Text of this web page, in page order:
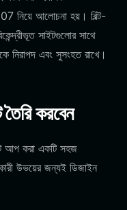
নিয়ে আলোচনা হয়। বিল্ট-
সাইটগুলোর সাথে
নিরাপদ এবং সুসংহত রাখে।
করবেন
আপ করা একটি সহজ
উভয়ের জন্যই ডিজাইন